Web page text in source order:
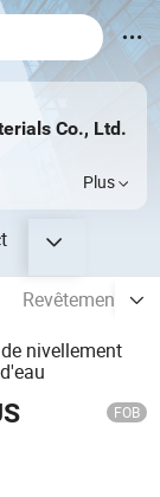
Co., Ltd.
Plus
Revêtement de
nivellement
FOB